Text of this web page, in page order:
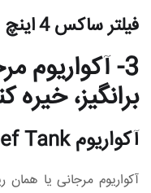
فیلتر ساکس 4 اینچ
3- آکواریوم
برانگیز، خیره‌
آکواریوم Reef Tank (مرجانی) چیست؟